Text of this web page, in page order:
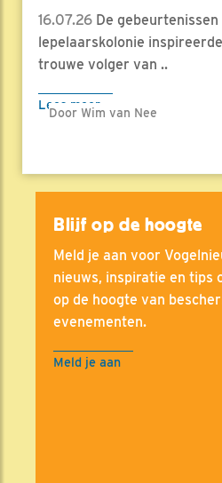
16.07.26 De gebeurtenissen
lepelaarskolonie
trouwe volger van ..
Lees meer
Door Wim van Nee
Blijf op de hoogte
Meld je aan voor
nieuws, inspiratie en tips
op de hoogte van
evenementen.
Meld je aan